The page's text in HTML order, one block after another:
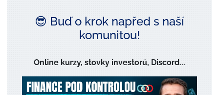
😎 Buď o krok napřed s naší
komunitou!
Online kurzy, stovky investorů, Discord...